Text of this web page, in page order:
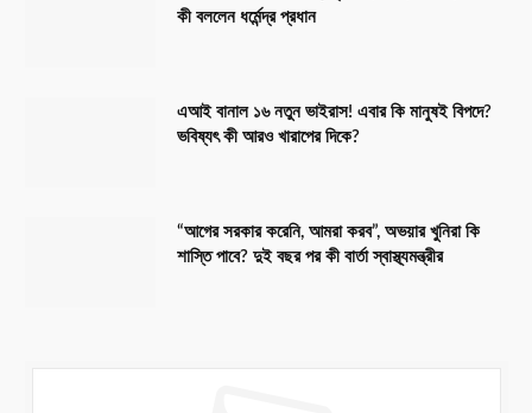
কী বললেন ধর্মেন্দ্র প্রধান
এআই বানাল ১৬ নতুন ভাইরাস! এবার কি মানুষই বিপদে?
ভবিষ্যৎ কী আরও খারাপের দিকে?
“আগের সরকার করেনি, আমরা করব”, অভয়ার খুনিরা কি
শাস্তি পাবে? দুই বছর পর কী বার্তা স্বাস্থ্যমন্ত্রীর